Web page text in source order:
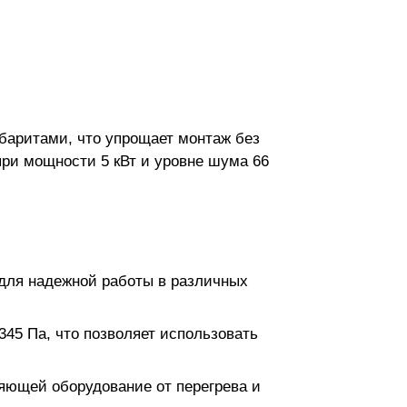
что упрощает монтаж без
мощности 5 кВт и уровне шума 66
надежной работы в различных
Па, что позволяет использовать
оборудование от перегрева и